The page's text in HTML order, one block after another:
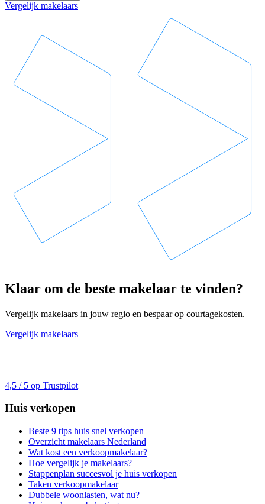
Vergelijk makelaars
Klaar om de beste makelaar te vinden?
Vergelijk makelaars in jouw regio en bespaar op courtagekosten.
Vergelijk makelaars
4,5 / 5 op Trustpilot
Huis verkopen
Beste 9 tips huis snel verkopen
Overzicht makelaars Nederland
Wat kost een verkoopmakelaar?
Hoe vergelijk je makelaars?
Stappenplan succesvol je huis verkopen
Taken verkoopmakelaar
Dubbele woonlasten, wat nu?